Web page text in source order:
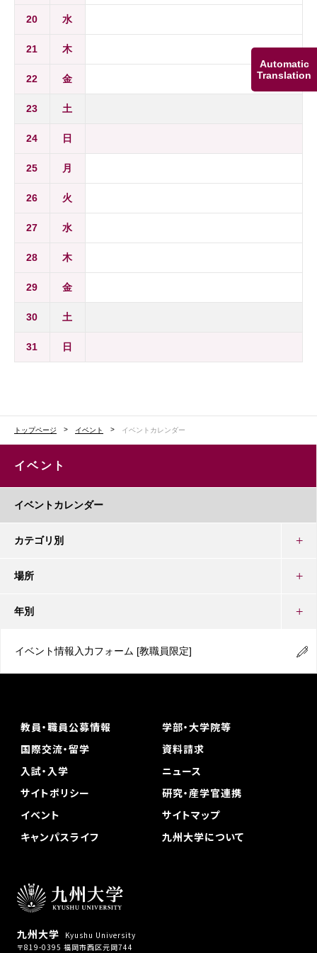
Automatic
Translation
20 水
21 木
22 金
23 土
24 日
25 月
26 火
27 水
28 木
29 金
30 土
31 日
トップページ イベント イベントカレンダー
イベント
イベントカレンダー
カテゴリ別
場所
年別
イベント情報入力フォーム [教職員限定]
九州大学
Kyushu University
〒819-0395 福岡市西区元岡744
教員・職員公募情報
学部・大学院等
国際交流・留学
資料請求
入試・入学
ニュース
サイトポリシー
研究・産学官連携
イベント
サイトマップ
キャンパスライフ
九州大学について